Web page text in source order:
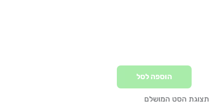
תצוגת הסט המושלם
הוספה לסל